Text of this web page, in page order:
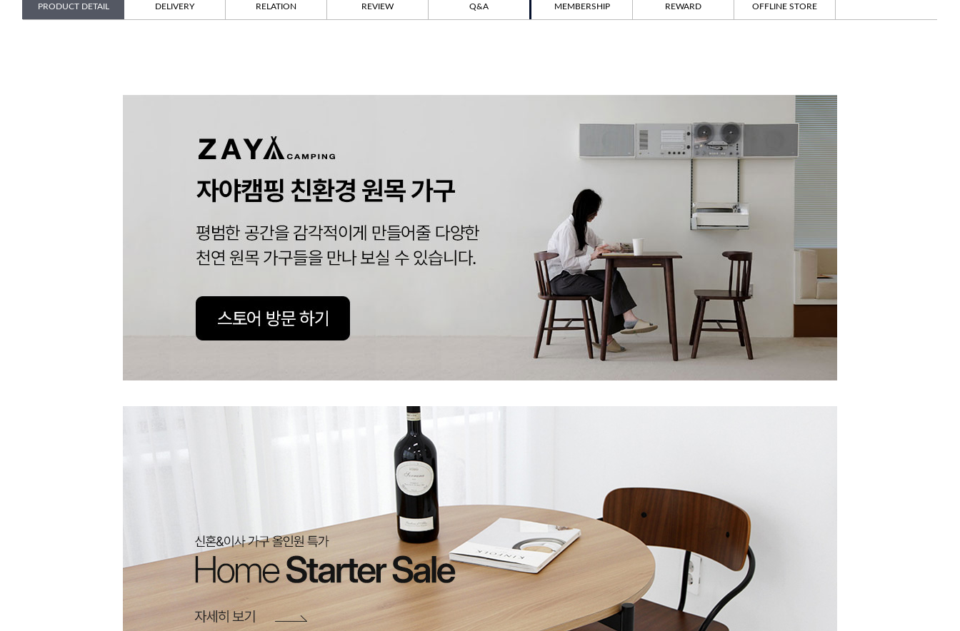
PRODUCT DETAIL DELIVERY RELATION REVIEW Q&A MEMBERSHIP REWARD OFFLINE STORE